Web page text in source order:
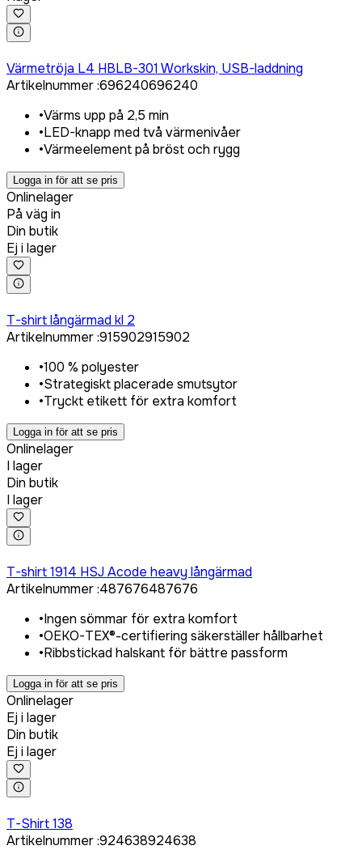
Värmetröja L4 HBLB-301 Workskin, USB-laddning
Artikelnummer:696240696240
•Värms upp på 2,5 min
•LED-knapp med två värmenivåer
•Värmeelement på bröst och rygg
Logga in för att se pris
Onlinelager
På väg in
Din butik
Ej i lager
T-shirt långärmad kl 2
Artikelnummer:915902915902
•100 % polyester
•Strategiskt placerade smutsytor
•Tryckt etikett för extra komfort
Logga in för att se pris
Onlinelager
I lager
Din butik
I lager
T-shirt 1914 HSJ Acode heavy långärmad
Artikelnummer:487676487676
•Ingen sömmar för extra komfort
•OEKO-TEX®-certifiering säkerställer hållbarhet
•Ribbstickad halskant för bättre passform
Logga in för att se pris
Onlinelager
Ej i lager
Din butik
Ej i lager
T-Shirt 138
Artikelnummer:924638924638